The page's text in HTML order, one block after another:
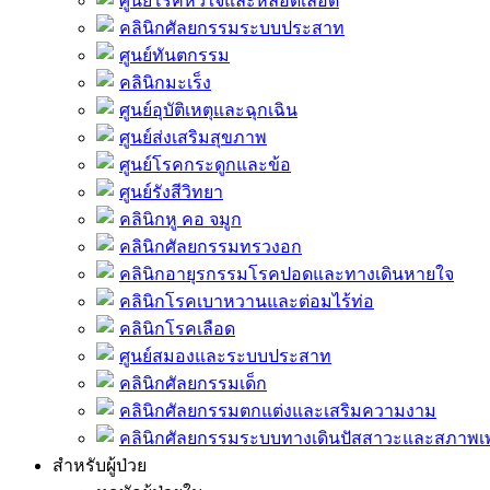
คลินิกศัลยกรรมระบบประสาท
ศูนย์ทันตกรรม
คลินิกมะเร็ง
ศูนย์อุบัติเหตุและฉุกเฉิน
ศูนย์ส่งเสริมสุขภาพ
ศูนย์โรคกระดูกและข้อ
ศูนย์รังสีวิทยา
คลินิกหู คอ จมูก
คลินิกศัลยกรรมทรวงอก
คลินิกอายุรกรรมโรคปอดและทางเดินหายใจ
คลินิกโรคเบาหวานและต่อมไร้ท่อ
คลินิกโรคเลือด
ศูนย์สมองและระบบประสาท
คลินิกศัลยกรรมเด็ก
คลินิกศัลยกรรมตกแต่งและเสริมความงาม
คลินิกศัลยกรรมระบบทางเดินปัสสาวะและสภาพเ
สำหรับผู้ป่วย